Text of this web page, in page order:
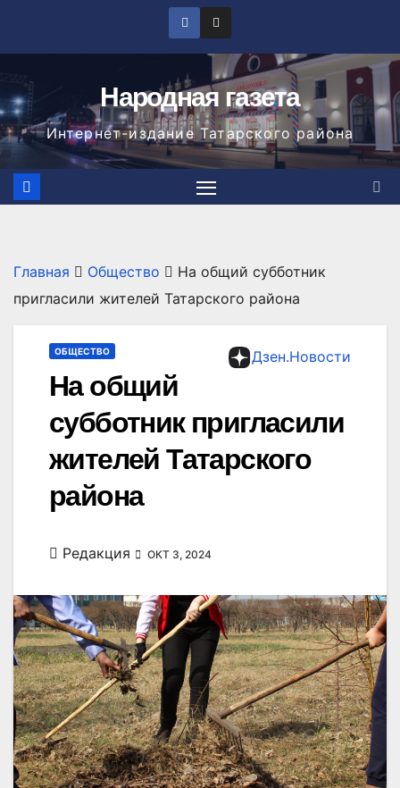
Народная газета
Интернет-издание Татарского района
Главная Общество
На общий субботник
пригласили жителей Татарского района
Дзен.Новости
ОБЩЕСТВО
На общий
субботник пригласили
жителей Татарского
района
Редакция ОКТ 3, 2024